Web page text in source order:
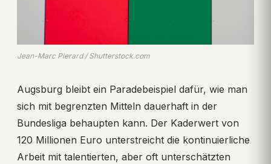
Jean-Marc Pierard / Shutterstock.com
Augsburg bleibt ein Paradebeispiel dafür, wie man
sich mit begrenzten Mitteln dauerhaft in der
Bundesliga behaupten kann. Der Kaderwert von
120 Millionen Euro unterstreicht die kontinuierliche
Arbeit mit talentierten, aber oft unterschätzten